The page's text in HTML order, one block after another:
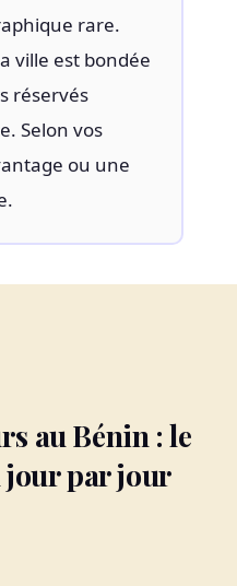
rare.
ville est bondée
réservés
Selon vos
ou une
au Bénin : le
par jour